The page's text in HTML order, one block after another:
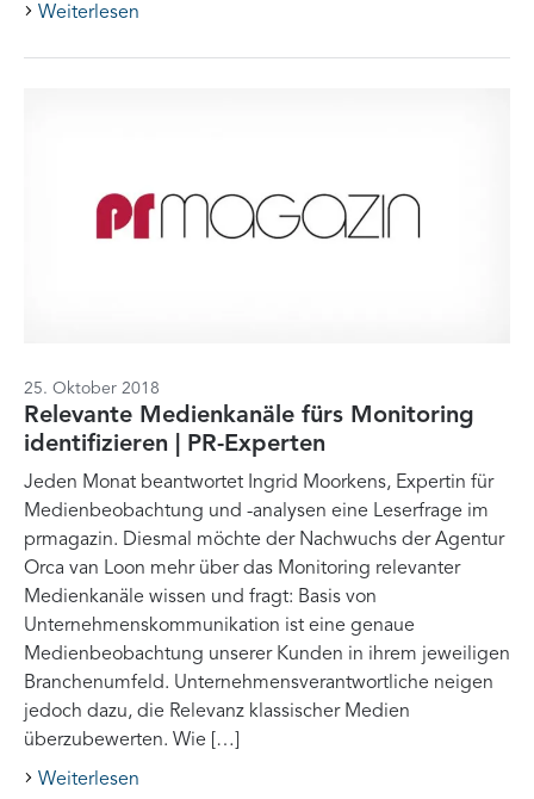
Weiterlesen
25. Oktober 2018
Relevante Medienkanäle fürs Monitoring
identifizieren | PR-Experten
Jeden Monat beantwortet Ingrid Moorkens, Expertin für
Medienbeobachtung und -analysen eine Leserfrage im
prmagazin. Diesmal möchte der Nachwuchs der Agentur
Orca van Loon mehr über das Monitoring relevanter
Medienkanäle wissen und fragt: Basis von
Unternehmenskommunikation ist eine genaue
Medienbeobachtung unserer Kunden in ihrem jeweiligen
Branchenumfeld. Unternehmensverantwortliche neigen
jedoch dazu, die Relevanz klassischer Medien
überzubewerten. Wie […]
Weiterlesen